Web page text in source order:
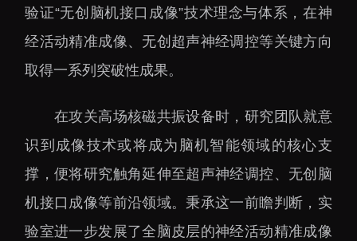
党建工作
群团工作
树立和践行正确政绩观
学习教育
传承和弘扬科学家精神
国家高性能医疗器械创
新中心
国家生物制造产业创新
验证“无创脑机接口成像”技术理念与体系，在神
经活动精准成像、无创超声神经调控等关键方向
取得一系列突破性成果。
在攻关高场核磁共振设备时，研究团队就意
识到成像技术或将成为脑机智能领域的核心支
撑，便将研究触角延伸至超声神经调控、无创脑
机接口成像等前沿领域。秉承这一前瞻判断，实
验室进一步发展了全脑皮层的神经活动精准成像